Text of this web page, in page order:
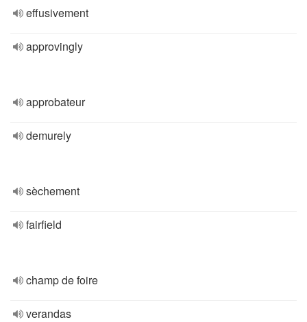
effusivement
approvingly
approbateur
demurely
sèchement
fairfield
champ de foire
verandas